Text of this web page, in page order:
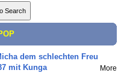
dem schlechten Freu
mit Kunga
More